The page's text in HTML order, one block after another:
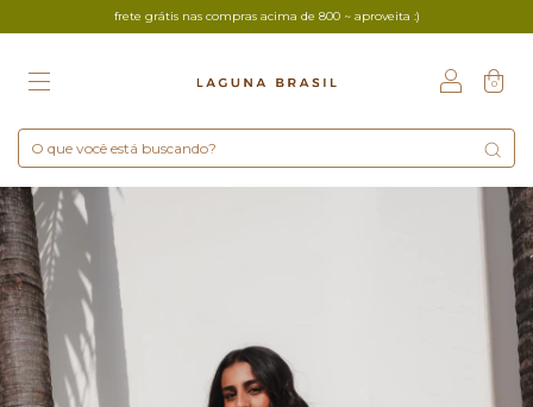
frete grátis nas compras acima de 800 ~ aproveita :)
0